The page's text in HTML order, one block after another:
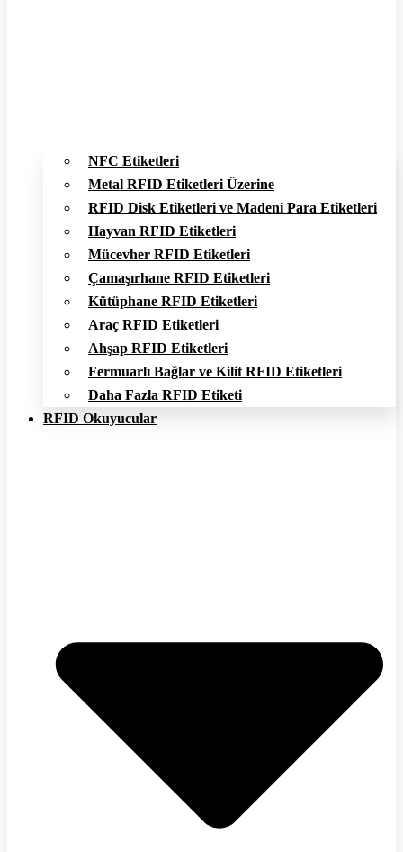
NFC Etiketleri
Metal RFID Etiketleri Üzerine
RFID Disk Etiketleri ve Madeni Para Etiketleri
Hayvan RFID Etiketleri
Mücevher RFID Etiketleri
Çamaşırhane RFID Etiketleri
Kütüphane RFID Etiketleri
Araç RFID Etiketleri
Ahşap RFID Etiketleri
Fermuarlı Bağlar ve Kilit RFID Etiketleri
Daha Fazla RFID Etiketi
RFID Okuyucular